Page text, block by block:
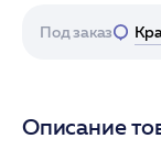
Под заказ
Описание